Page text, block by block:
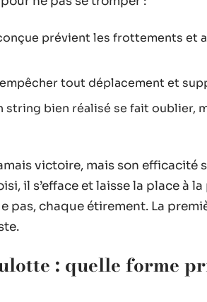
prévient les frottements et
tout déplacement et
string bien réalisé se fait oublier,
victoire, mais son efficacité
il s’efface et laisse la place à
pas, chaque étirement. La
: quelle forme